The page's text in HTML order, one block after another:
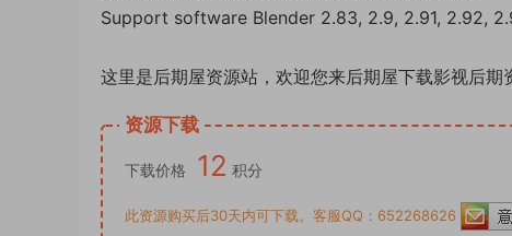
Support software Blender 2.83, 2.9, 2.91, 2.92,
这里是后期屋资源站，欢迎您来后期屋下载影视后期
资源下载
下载价格 12 积分
此资源购买后30天内可下载。客服QQ：652268626